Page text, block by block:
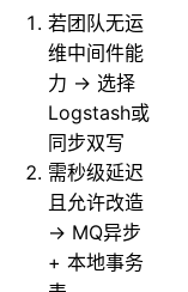
若团队无运
维中间件能
力 → 选择
Logstash或
同步双写
需秒级延迟
且允许改造
→ MQ异步
+ 本地事务